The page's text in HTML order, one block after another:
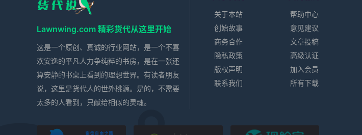
Lawnwing.com 精彩货代从这里开始
这是一个原创、真诚的行业网站，是一个不喜
欢安逸的平凡人力争纯粹的书房，是在一张还
算安静的书桌上看到的理想世界。有读者朋友
说，这里是货代人的世外桃源。是的，不需要
太多的人看到，只献给相似的灵魂。
关于本站
创始故事
商务合作
隐私政策
版权声明
联系我们
帮助中心
意见建议
文章投稿
高级认证
加入会员
所有下载